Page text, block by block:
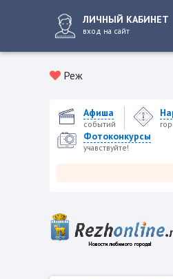
ЛИЧНЫЙ КАБИНЕТ
вход на сайт
Реж
Афиша
событий
Фотоконкурсы
учавствуйте!